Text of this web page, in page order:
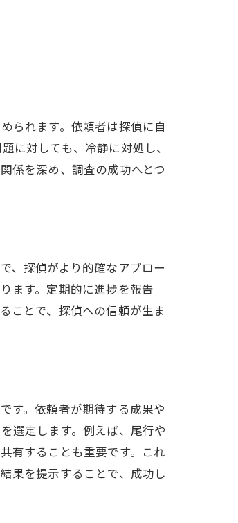
られます。依頼者は探偵に自
に対しても、冷静に対処し、
係を深め、調査の成功へとつ
、探偵がより的確なアプロー
ます。定期的に進捗を報告
ことで、探偵への信頼が生ま
す。依頼者が期待する成果や
選定します。例えば、尾行や
有することも重要です。これ
果を提示することで、成功し